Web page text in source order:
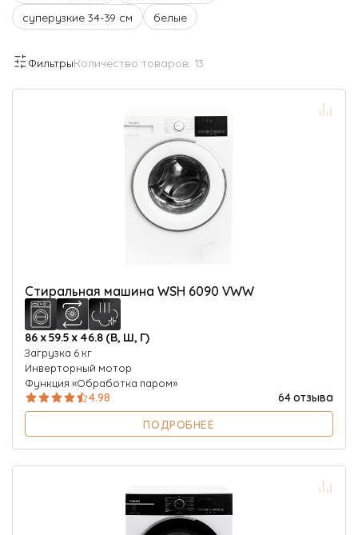
Вытяжки
Малая бытовая техника
суперузкие 34-39 см
белые
ФильтрыКоличество товаров: 13
Стиральная машина WSH 6090 VWW
86 х 59.5 х 46.8 (В, Ш, Г)
Загрузка 6 кг
Инверторный мотор
Функция «Обработка паром»
4.98
64 отзыва
ПОДРОБНЕЕ